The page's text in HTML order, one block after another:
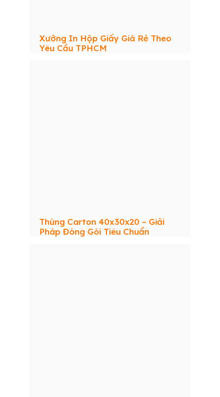
Xưởng In Hộp Giấy Giá Rẻ Theo
Yêu Cầu TPHCM
Thùng Carton 40x30x20 – Giải
Pháp Đóng Gói Tiêu Chuẩn